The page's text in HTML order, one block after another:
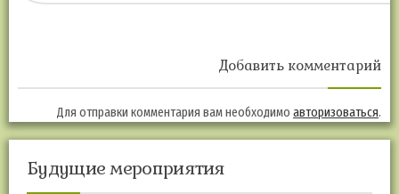
Добавить комментарий
Для отправки комментария вам необходимо авторизоваться.
Будущие мероприятия